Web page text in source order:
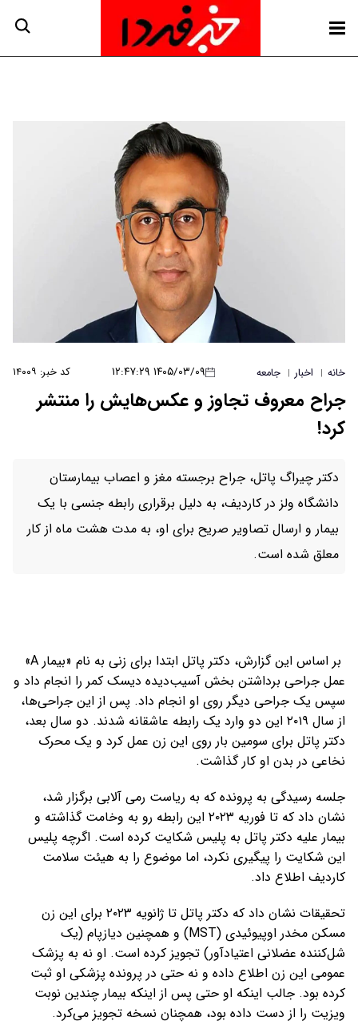
خانه | اخبار | جامعه ۱۴۰۵/۰۳/۰۹ ۱۲:۴۷:۲۹ کد خبر: ۱۴۰۰۹
جراح معروف تجاوز و عکس‌هایش را منتشر
کرد!
دکتر چیراگ پاتل، جراح برجسته مغز و اعصاب بیمارستان
دانشگاه ولز در کاردیف، به دلیل برقراری رابطه جنسی با یک
بیمار و ارسال تصاویر صریح برای او، به مدت هشت ماه از کار
معلق شده است.
بر اساس این گزارش، دکتر پاتل ابتدا برای زنی به نام «بیمار A»
عمل جراحی برداشتن بخش آسیب‌دیده دیسک کمر را انجام داد و
سپس یک جراحی دیگر روی او انجام داد. پس از این جراحی‌ها،
از سال ۲۰۱۹ این دو وارد یک رابطه عاشقانه شدند. دو سال بعد،
دکتر پاتل برای سومین بار روی این زن عمل کرد و یک محرک
نخاعی در بدن او کار گذاشت.
جلسه رسیدگی به پرونده که به ریاست رمی آلابی برگزار شد،
نشان داد که تا فوریه ۲۰۲۳ این رابطه رو به وخامت گذاشته و
بیمار علیه دکتر پاتل به پلیس شکایت کرده است. اگرچه پلیس
این شکایت را پیگیری نکرد، اما موضوع را به هیئت سلامت
کاردیف اطلاع داد.
تحقیقات نشان داد که دکتر پاتل تا ژانویه ۲۰۲۳ برای این زن
مسکن مخدر اوپیوئیدی (MST) و همچنین دیازپام (یک
شل‌کننده عضلانی اعتیادآور) تجویز کرده است. او نه به پزشک
عمومی این زن اطلاع داده و نه حتی در پرونده پزشکی او ثبت
کرده بود. جالب اینکه او حتی پس از اینکه بیمار چندین نوبت
ویزیت را از دست داده بود، همچنان نسخه تجویز می‌کرد.